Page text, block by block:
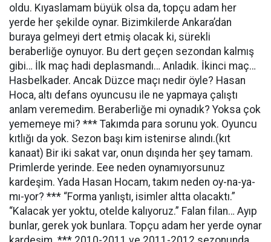
oldu. Kıyaslamam büyük olsa da, topçu adam her
yerde her şekilde oynar. Bizimkilerde Ankara’dan
buraya gelmeyi dert etmiş olacak ki, sürekli
beraberliğe oynuyor. Bu dert geçen sezondan kalmış
gibi… İlk maç hadi deplasmandı… Anladık. İkinci maç…
Hasbelkader. Ancak Düzce maçı nedir öyle? Hasan
Hoca, altı defans oyuncusu ile ne yapmaya çalıştı
anlam veremedim. Beraberliğe mi oynadık? Yoksa çok
yememeye mi? *** Takımda para sorunu yok. Oyuncu
kıtlığı da yok. Sezon başı kim istenirse alındı.(kıt
kanaat) Bir iki sakat var, onun dışında her şey tamam.
Primlerde yerinde. Eee neden oynamıyorsunuz
kardeşim. Yada Hasan Hocam, takım neden oy-na-ya-
mı-yor? *** “Forma yanlıştı, isimler altta olacaktı.”
“Kalacak yer yoktu, otelde kalıyoruz.” Falan filan… Ayıp
bunlar, gerek yok bunlara. Topçu adam her yerde oynar